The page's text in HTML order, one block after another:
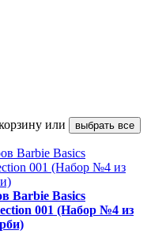
или выбрать все
Barbie Basics
001 (Набор №4 из